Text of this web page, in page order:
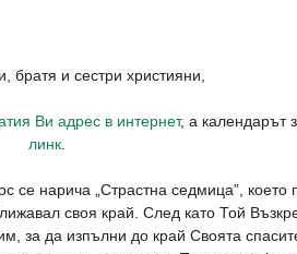
братя и сестри християни,
Ви адрес в интернет, а календарът
линк.
нарича „Страстна седмица”, което
своя край. След като Той
за да изпълни до край Своята